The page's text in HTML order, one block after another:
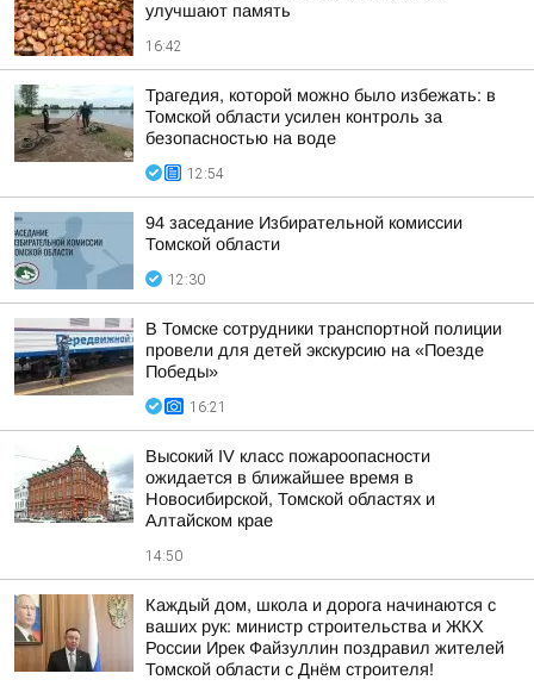
улучшают память
16:42
Трагедия, которой можно было избежать: в
Томской области усилен контроль за
безопасностью на воде
12:54
94 заседание Избирательной комиссии
Томской области
12:30
В Томске сотрудники транспортной полиции
провели для детей экскурсию на «Поезде
Победы»
16:21
Высокий IV класс пожароопасности
ожидается в ближайшее время в
Новосибирской, Томской областях и
Алтайском крае
14:50
Каждый дом, школа и дорога начинаются с
ваших рук: министр строительства и ЖКХ
России Ирек Файзуллин поздравил жителей
Томской области с Днём строителя!